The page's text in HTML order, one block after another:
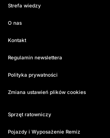
Strefa wiedzy
O nas
Kontakt
Regulamin newslettera
Polityka prywatności
Zmiana ustawień plików cookies
Sprzęt ratowniczy
Pojazdy i Wyposażenie Remiz